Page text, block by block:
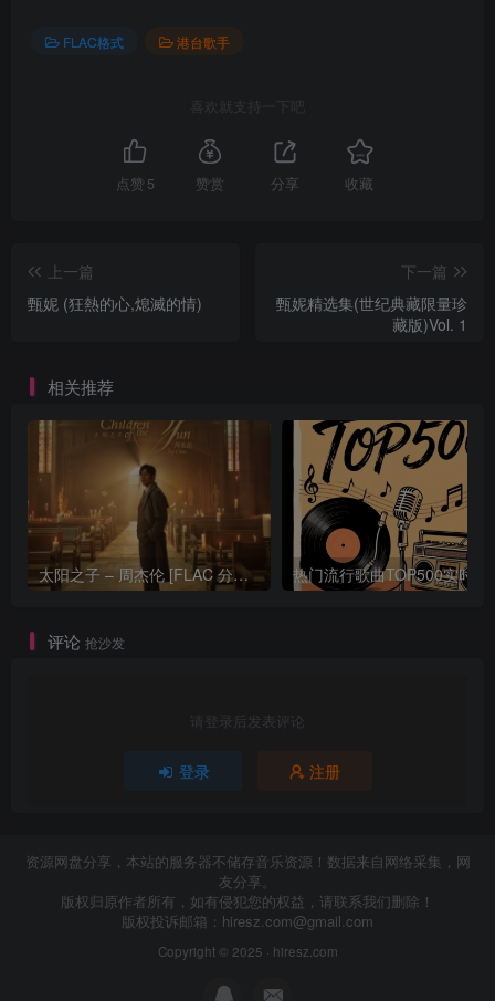
FLAC格式 港台歌手
喜欢就支持一下吧
点赞 5 赞赏 分享 收藏
上一篇
甄妮 (狂熱的心,熄滅的情)
下一篇
甄妮精选集(世纪典藏限量珍
藏版)Vol. 1
相关推荐
太阳之子 – 周杰伦 [FLAC 分轨 192Khz 24bit]
评论 抢沙发
请登录后发表评论
登录 注册
资源网盘分享，本站的服务器不储存音乐资源！数据来自网络采集，网
友分享。
版权归原作者所有，如有侵犯您的权益，请联系我们删除！
版权投诉邮箱： hiresz.com@gmail.com
Copyright © 2025 · hiresz.com